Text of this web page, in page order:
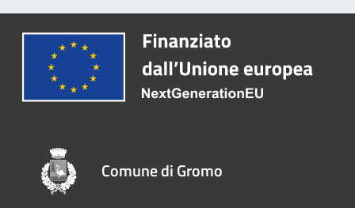
Comune di Gromo